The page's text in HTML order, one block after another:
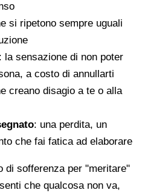
si ripetono sempre uguali
la sensazione di non poter
a costo di annullarti
creano disagio a te o alla
: una perdita, un
che fai fatica ad elaborare
di sofferenza per "meritare"
che qualcosa non va,